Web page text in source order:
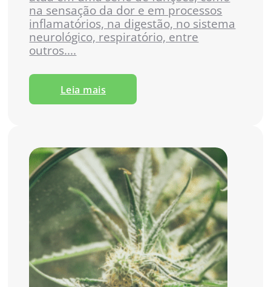
na sensação da dor e em processos
inflamatórios, na digestão, no sistema
neurológico, respiratório, entre
outros....
Leia mais